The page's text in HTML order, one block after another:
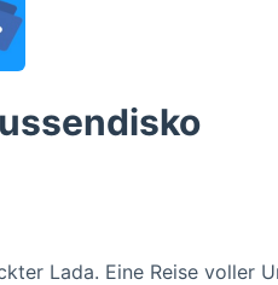
Lada. Eine Reise voller